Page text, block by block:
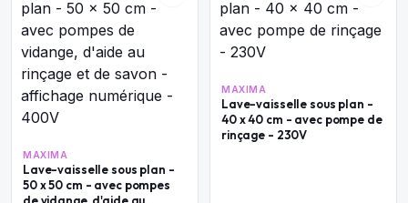
MAXIMA
Lave-vaisselle sous plan -
50 x 50 cm - avec pompes
MAXIMA
Lave-vaisselle sous plan -
40 x 40 cm - avec pompe de
rinçage - 230V